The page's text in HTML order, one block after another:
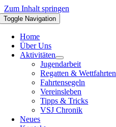
Zum Inhalt springen
Toggle Navigation
Home
Über Uns
Aktivitäten
Jugendarbeit
Regatten & Wettfahrten
Fahrtensegeln
Vereinsleben
Tipps & Tricks
VSJ Chronik
Neues